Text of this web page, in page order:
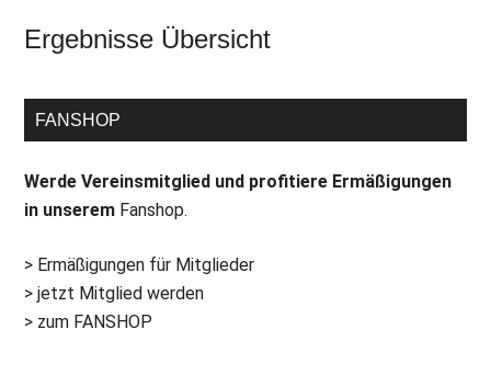
Ergebnisse Übersicht
FANSHOP
Werde Vereinsmitglied und profitiere Ermäßigungen
in unserem Fanshop.
> Ermäßigungen für Mitglieder
> jetzt Mitglied werden
> zum FANSHOP